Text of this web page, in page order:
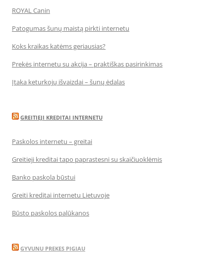
ROYAL Canin
Patogumas šunų maistą pirkti internetu
Koks kraikas katėms geriausias?
Prekės internetu su akcija – praktiškas pasirinkimas
Įtaka keturkojų išvaizdai – šunų ėdalas
GREITIEJI KREDITAI INTERNETU
Paskolos internetu – greitai
Greitieji kreditai tapo paprastesni su skaičiuoklėmis
Banko paskola būstui
Greiti kreditai internetu Lietuvoje
Būsto paskolos palūkanos
GYVUNU PREKES PIGIAU